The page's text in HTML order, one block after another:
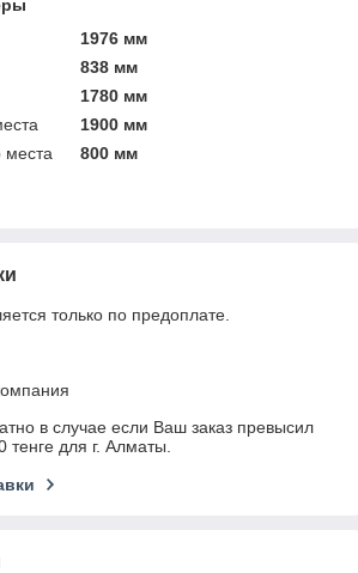
1976 мм
838 мм
1780 мм
1900 мм
места
800 мм
только по предоплате.
в случае если Ваш заказ превысил
для г. Алматы.